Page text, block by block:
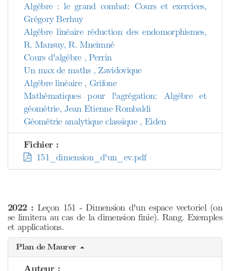
Algèbre : le grand combat: Cours et exercices,
Grégory Berhuy
Algèbre linéaire réduction des endomorphismes,
R. Mansuy, R. Mneimné
Cours d'algèbre , Perrin
Un max de maths , Zavidovique
Algèbre linéaire , Grifone
Mathématiques pour l'agrégation: Algèbre et
géométrie, Jean Etienne Rombaldi
Géométrie analytique classique , Eiden
Fichier :
151_dimension_d'un_ev.pdf
2022 : Leçon 151 - Dimension d'un espace vectoriel (on
se limitera au cas de la dimension finie). Rang. Exemples
et applications.
Plan de Maurer